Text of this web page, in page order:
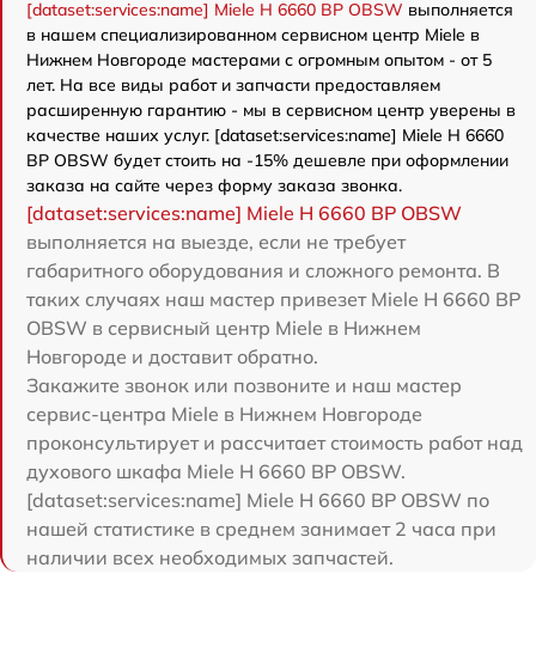
[dataset:services:name] Miele H 6660 BP OBSW выполняется
в нашем специализированном сервисном центр Miele в
Нижнем Новгороде мастерами с огромным опытом - от 5
лет. На все виды работ и запчасти предоставляем
расширенную гарантию - мы в сервисном центр уверены в
качестве наших услуг. [dataset:services:name] Miele H 6660
BP OBSW будет стоить на -15% дешевле при оформлении
заказа на сайте через форму заказа звонка.
[dataset:services:name] Miele H 6660 BP OBSW
выполняется на выезде, если не требует
габаритного оборудования и сложного ремонта. В
таких случаях наш мастер привезет Miele H 6660 BP
OBSW в сервисный центр Miele в Нижнем
Новгороде и доставит обратно.
Закажите звонок или позвоните и наш мастер
сервис-центра Miele в Нижнем Новгороде
проконсультирует и рассчитает стоимость работ над
духового шкафа Miele H 6660 BP OBSW.
[dataset:services:name] Miele H 6660 BP OBSW по
нашей статистике в среднем занимает 2 часа при
наличии всех необходимых запчастей.